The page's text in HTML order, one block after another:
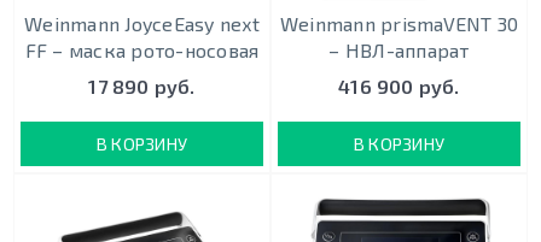
Weinmann JoyceEasy next
FF – маска рото-носовая
17 890 руб.
В КОРЗИНУ
Weinmann prismaVENT 30
– НВЛ-аппарат
416 900 руб.
В КОРЗИНУ